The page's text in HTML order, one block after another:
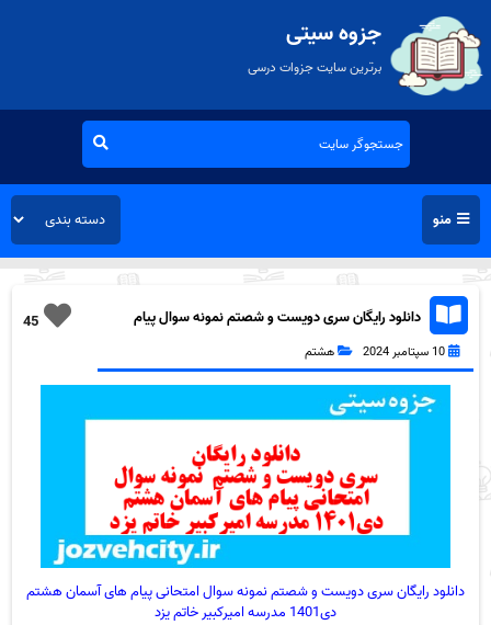
جزوه سیتی
برترین سایت جزوات درسی
منو
45
دانلود رایگان سری دویست و شصتم نمونه سوال پیام
های آسمان هشتم به همراه pdf
10 سپتامبر 2024 هشتم
دانلود رایگان سری دویست و شصتم نمونه سوال امتحانی پیام های آسمان هشتم
دی1401 مدرسه امیرکبیر خاتم یزد